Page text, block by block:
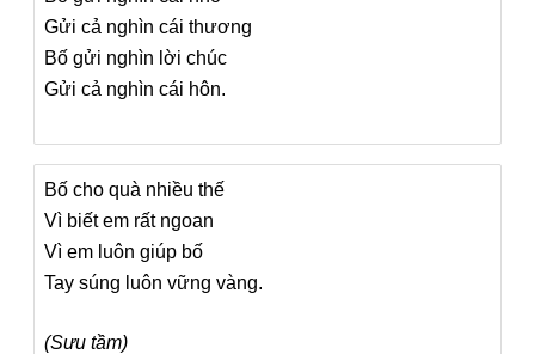
Gửi cả nghìn cái thương
Bố gửi nghìn lời chúc
Gửi cả nghìn cái hôn.
Bố cho quà nhiều thế
Vì biết em rất ngoan
Vì em luôn giúp bố
Tay súng luôn vững vàng.
(Sưu tầm)